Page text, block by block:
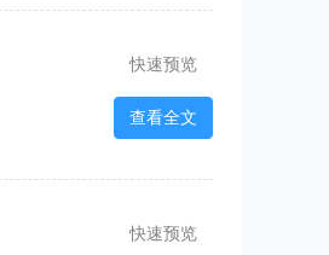
快速预览
查看全文
快速预览